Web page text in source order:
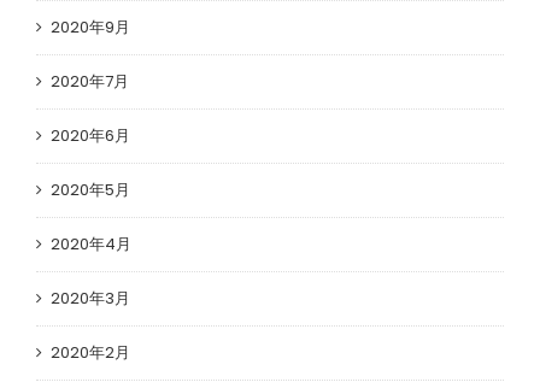
2020年9月
2020年7月
2020年6月
2020年5月
2020年4月
2020年3月
2020年2月